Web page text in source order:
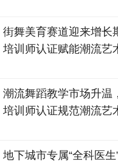
街舞美育赛道迎来增长
培训师认证赋能潮流艺
潮流舞蹈教学市场升温
培训师认证规范潮流艺
地下城市专属“全科医